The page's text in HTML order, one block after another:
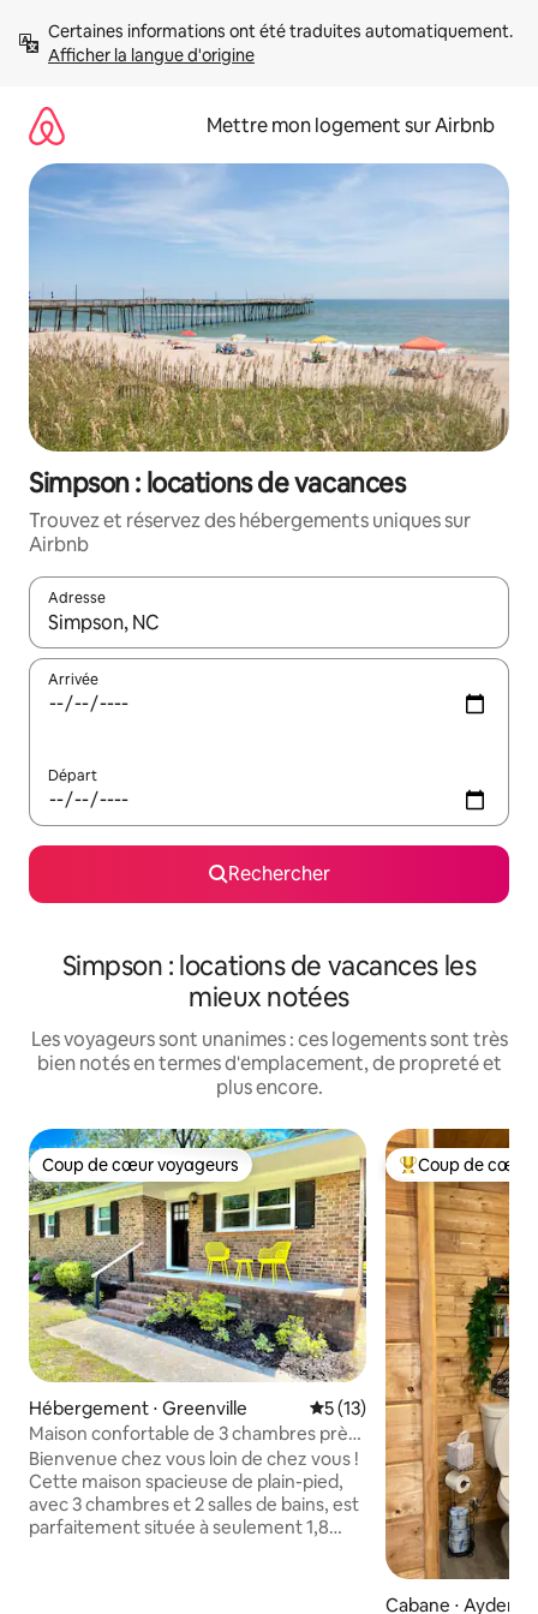
directement
Afficher la langue d'origine
Mettre mon logement sur Airbnb
Simpson : locations de vacances
Trouvez et réservez des hébergements uniques sur
Airbnb
Adresse
Lorsque les résultats s'affichent, utilisez les flèches vers le
Arrivée
Départ
Rechercher
Simpson : locations de vacances les
mieux notées
Les voyageurs sont unanimes : ces logements sont très
bien notés en termes d'emplacement, de propreté et
plus encore.
Coup de cœur voyageurs
Coup de cœur voyageurs
Hébergement ⋅ Greenville Évaluation moyenne sur la
5 (13)
Maison confortable de 3 chambres près
de l'ECU | Wi-Fi rapide |
Bienvenue chez vous loin de chez vous !
Cette maison spacieuse de plain-pied,
avec 3 chambres et 2 salles de bains, est
parfaitement située à seulement 1,8
Coups de cœur
Coup de cœur
Cabane ⋅ Ayden